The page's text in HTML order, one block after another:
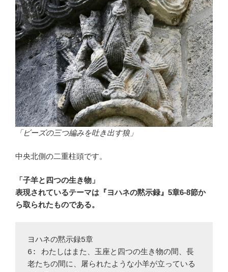
「ビーズの三つ編みを吐き出す狼」
中央北側の二重柱頭です。
「子羊と四つの生き物」
表現されているテーマは『ヨハネの黙示録』5章6-8節か
ら取られたものである。
ヨハネの黙示録5章
6: わたしはまた、玉座と四つの生き物の間、長
老たちの間に、屠られたような小羊が立っている